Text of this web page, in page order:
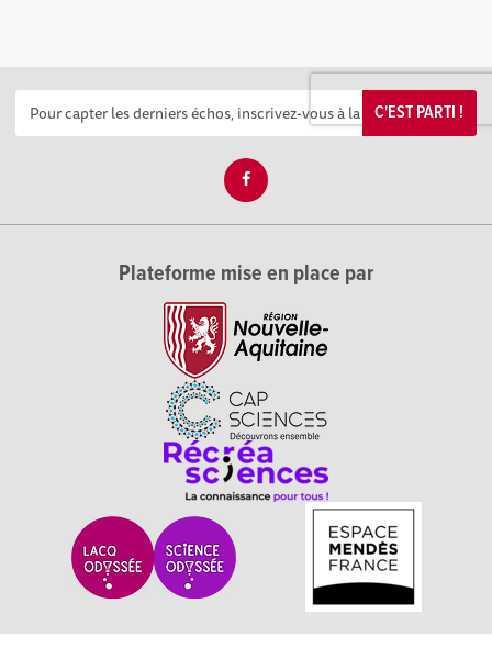
C'EST PARTI !
Plateforme mise en place par